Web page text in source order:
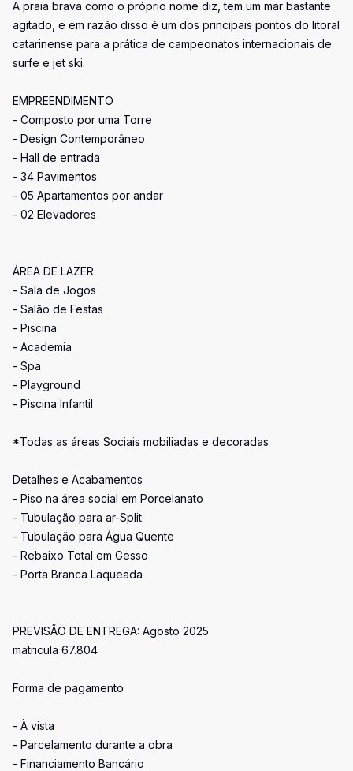
A praia brava como o próprio nome diz, tem um mar bastante
agitado, e em razão disso é um dos principais pontos do litoral
catarinense para a prática de campeonatos internacionais de
surfe e jet ski.
EMPREENDIMENTO
- Composto por uma Torre
- Design Contemporâneo
- Hall de entrada
- 34 Pavimentos
- 05 Apartamentos por andar
- 02 Elevadores
ÁREA DE LAZER
- Sala de Jogos
- Salão de Festas
- Piscina
- Academia
- Spa
- Playground
- Piscina Infantil
*Todas as áreas Sociais mobiliadas e decoradas
Detalhes e Acabamentos
- Piso na área social em Porcelanato
- Tubulação para ar-Split
- Tubulação para Água Quente
- Rebaixo Total em Gesso
- Porta Branca Laqueada
PREVISÃO DE ENTREGA: Agosto 2025
matricula 67.804
Forma de pagamento
- À vista
- Parcelamento durante a obra
- Financiamento Bancário